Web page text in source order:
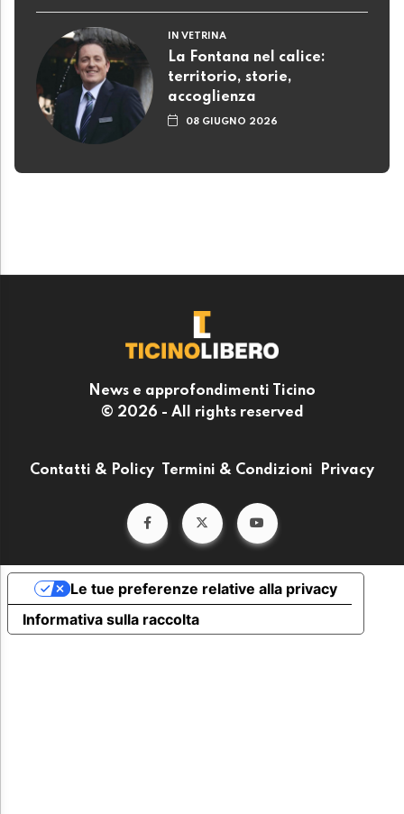
IN VETRINA
La Fontana nel calice:
territorio, storie,
accoglienza
08 GIUGNO 2026
News e approfondimenti Ticino
© 2026 - All rights reserved
Contatti & Policy Termini & Condizioni Privacy
Informativa sulla raccolta
Le tue preferenze relative alla privacy